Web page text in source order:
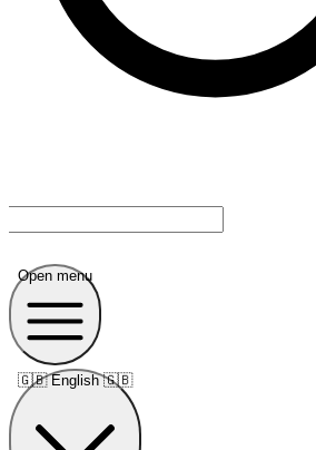
Open menu
🇬🇧 English 🇬🇧